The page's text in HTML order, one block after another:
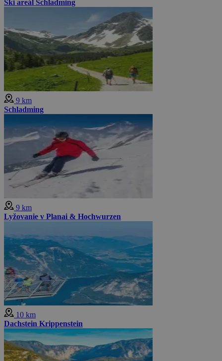
Ski areál Schladming
9 km
Schladming
9 km
Lyžovanie v Planai & Hochwurzen
10 km
Dachstein Krippenstein